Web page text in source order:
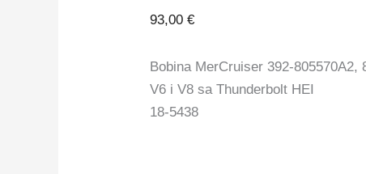
93,00€
Bobina MerCruiser 392-805570A2,
V6 i V8 sa Thunderbolt HEI
18-5438